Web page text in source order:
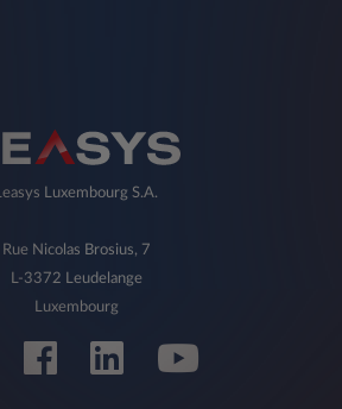
Leasys Luxembourg S.A.
Rue Nicolas Brosius, 7
L-3372 Leudelange
Luxembourg